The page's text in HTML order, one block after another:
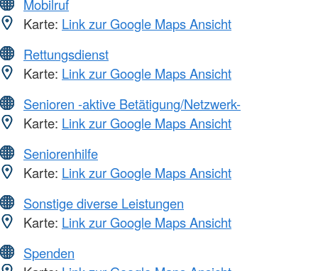
Mobilruf
Karte: Link zur Google Maps Ansicht
Rettungsdienst
Karte: Link zur Google Maps Ansicht
Senioren -aktive Betätigung/Netzwerk-
Karte: Link zur Google Maps Ansicht
Seniorenhilfe
Karte: Link zur Google Maps Ansicht
Sonstige diverse Leistungen
Karte: Link zur Google Maps Ansicht
Spenden